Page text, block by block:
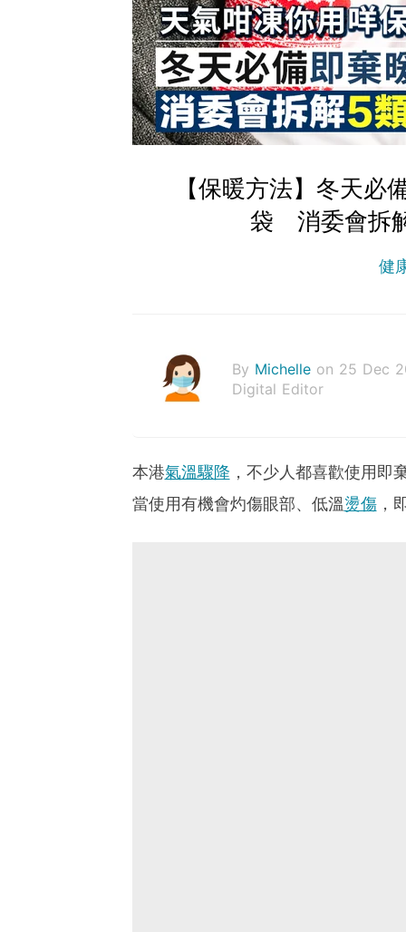
【保暖方法】冬天必
袋 消委會拆
健
By Michelle on 25 Dec
Digital Editor
本港氣溫驟降 ，不少人都喜歡使用即
當使用有機會灼傷眼部、低溫燙傷，